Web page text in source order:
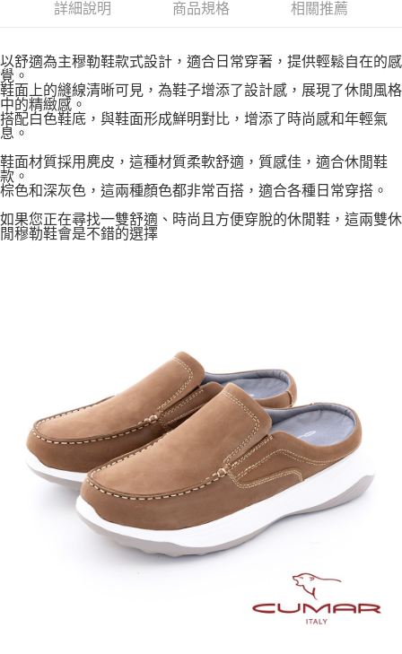
詳細說明 商品規格 相關推薦
以舒適為主穆勒鞋款式設計，適合日常穿著，提供輕鬆自在的感
覺。
鞋面上的縫線清晰可見，為鞋子增添了設計感，展現了休閒風格
中的精緻感。
搭配白色鞋底，與鞋面形成鮮明對比，增添了時尚感和年輕氣
息。
鞋面材質採用麂皮，這種材質柔軟舒適，質感佳，適合休閒鞋
款。
棕色和深灰色，這兩種顏色都非常百搭，適合各種日常穿搭。
如果您正在尋找一雙舒適、時尚且方便穿脫的休閒鞋，這兩雙休
閒穆勒鞋會是不錯的選擇